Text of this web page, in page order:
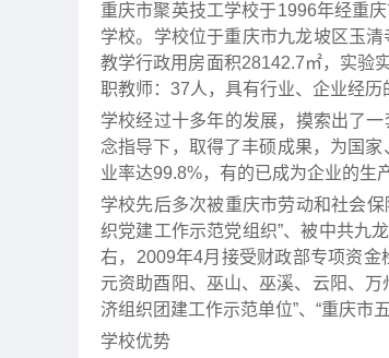
重庆市聚英技工学校于1996年经重
学校。学校位于重庆市九龙坡区玉
教学行政用房面积28142.7㎡，实验
职教师：37人，具有行业、企业经历
学校经过十多年的发展，摸索出了
念指导下，取得了丰硕成果，为国
业率达99.8%，有的已成为企业的生
学校先后多次被重庆市劳动和社会
织党建工作示范党组织”、被中共九
右，2009年4月接受财政部专项资
元资助酉阳、巫山、巫溪、云阳、
济组织团建工作示范单位”、“重庆市
学校优势